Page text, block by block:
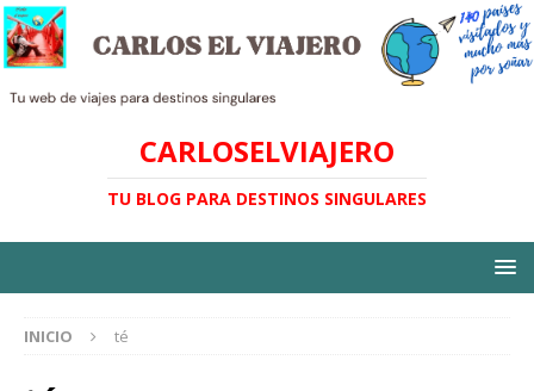
CARLOSELVIAJERO
TU BLOG PARA DESTINOS SINGULARES
INICIO té